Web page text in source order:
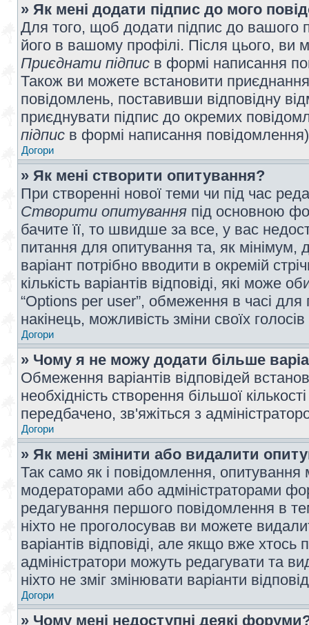
» Як мені додати підпис до мого
Для того, щоб додати підпис до вашого
його в вашому профілі. Після цього, ви
Приєднати підпис в формі написання
Також ви можете встановити
повідомлень, поставивши відповідну
приєднувати підпис до окремих
підпис в формі написання
Догори
» Як мені створити опитування?
При створенні нової теми чи під час
Створити опитування під основною
бачите її, то швидше за все, у вас
питання для опитування та, як мінімум,
варіант потрібно вводити в окремій
кількість варіантів відповіді, які може
“Options per user”, обмеження в часі для
накінець, можливість зміни своїх
Догори
» Чому я не можу додати більше
Обмеження варіантів відповідей
необхідність створення більшої
передбачено, зв'яжіться з
Догори
» Як мені змінити або видалити
Так само як і повідомлення,
модераторами або адміністраторами
редагування першого повідомлення в
ніхто не проголосував ви можете
варіантів відповіді, але якщо вже
адміністратори можуть редагувати та
ніхто не зміг змінювати варіанти
Догори
» Чому мені недоступні деякі